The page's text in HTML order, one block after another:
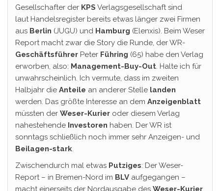
Gesellschafter der KPS Verlagsgesellschaft sind
laut Handelsregister bereits etwas länger zwei Firmen
aus Berlin (JUGU) und Hamburg (Elenxis). Beim Weser
Report macht zwar die Story die Runde, der WR-
Geschäftsführer Peter Führing (65) habe den Verlag
erworben, also: Management-Buy-Out. Halte ich für
unwahrscheinlich. Ich vermute, dass im zweiten
Halbjahr die Anteile an anderer Stelle landen
werden. Das größte Interesse an dem Anzeigenblatt
müssten der Weser-Kurier oder diesem Verlag
nahestehende Investoren haben. Der WR ist
sonntags schließlich noch immer sehr Anzeigen- und
Beilagen-stark.
Zwischendurch mal etwas Putziges: Der Weser-
Report – in Bremen-Nord im BLV aufgegangen –
macht einerseits der Nordausgabe des Weser-Kurier